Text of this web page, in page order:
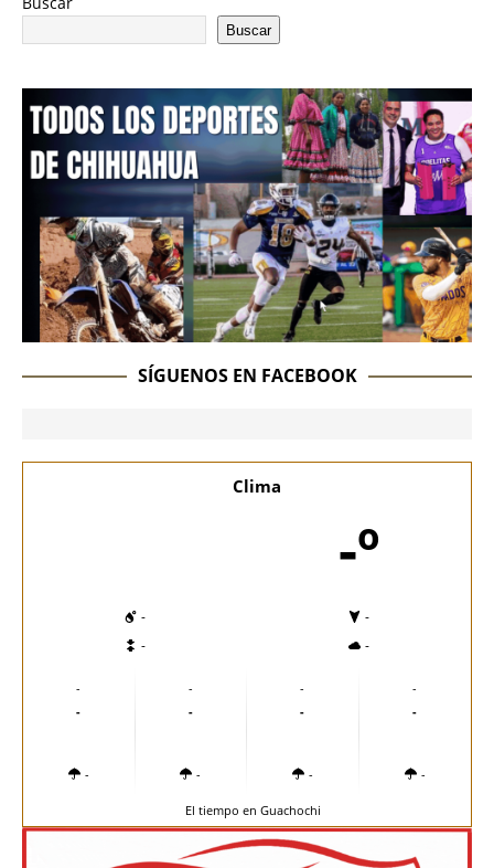
Buscar
SÍGUENOS EN FACEBOOK
Clima
-º
-
-
-
-
-
-
-
-
-
-
-
-
-
-
-
-
El tiempo en Guachochi